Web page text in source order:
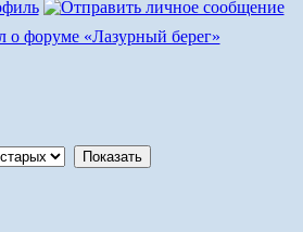
о форуме «Лазурный берег»